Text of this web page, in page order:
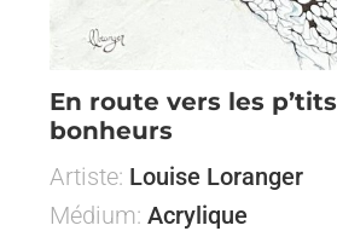
En route vers les p’tits
bonheurs
Artiste: Louise Loranger
Médium: Acrylique